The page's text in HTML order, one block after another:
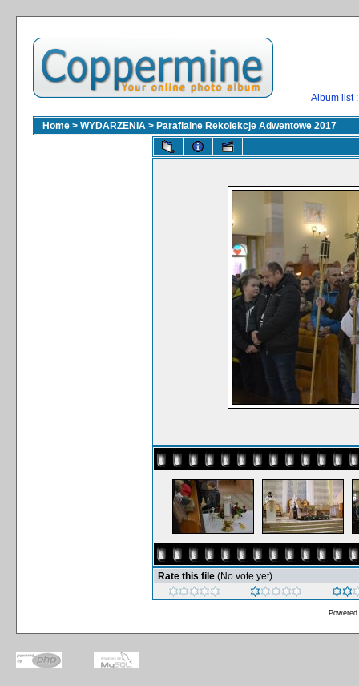
Album list
Home > WYDARZENIA > Parafialne Rekolekcje Adwentowe 2017
Rate this file (No vote yet)